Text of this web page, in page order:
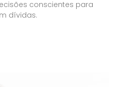
conscientes para
dívidas.